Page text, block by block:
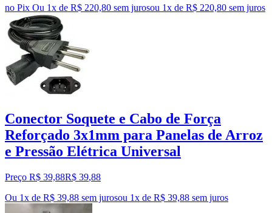
no Pix Ou 1x de R$ 220,80 sem jurosou 1x de R$ 220,80 sem juros
Conector Soquete e Cabo de Força
Reforçado 3x1mm para Panelas de Arroz
e Pressão Elétrica Universal
Preço R$ 39,88R$ 39,88
Ou 1x de R$ 39,88 sem jurosou 1x de R$ 39,88 sem juros